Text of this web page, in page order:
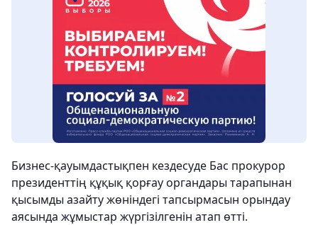
Бизнес-қауымдастықпен кездесуде Бас прокурор
президенттің құқық қорғау органдары тарапынан
қысымды азайту жөніндегі тапсырмасын орындау
аясында жұмыстар жүргізілгенін атап өтті.